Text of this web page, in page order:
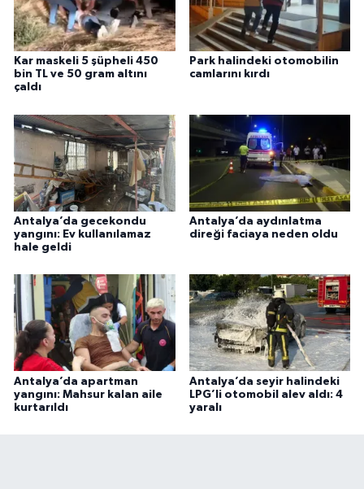
Kar maskeli 5 şüpheli 450
bin TL ve 50 gram altını
çaldı
Park halindeki otomobilin
camlarını kırdı
Antalya’da gecekondu
yangını: Ev kullanılamaz
hale geldi
Antalya’da aydınlatma
direği faciaya neden oldu
Antalya’da apartman
yangını: Mahsur kalan aile
kurtarıldı
Antalya’da seyir halindeki
LPG’li otomobil alev aldı: 4
yaralı